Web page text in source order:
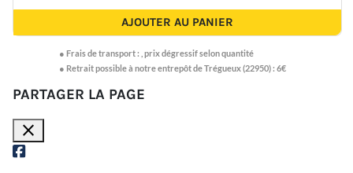
AJOUTER AU PANIER
● Frais de transport : prix dégressif selon quantité
● Retrait possible à notre entrepôt de Trégueux (22950) : 6€
PARTAGER LA PAGE
close